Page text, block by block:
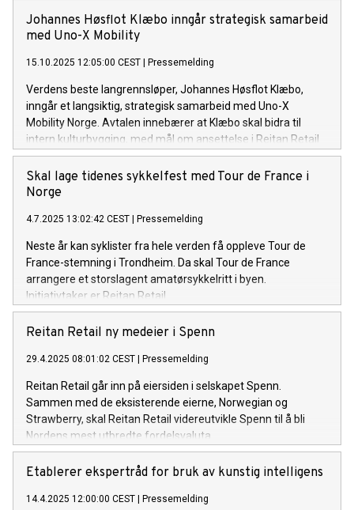
Johannes Høsflot Klæbo inngår strategisk samarbeid
med Uno-X Mobility
15.10.2025 12:05:00 CEST Pressemelding
Verdens beste langrennsløper, Johannes Høsflot Klæbo,
inngår et langsiktig, strategisk samarbeid med Uno-X
Mobility Norge. Avtalen innebærer at Klæbo skal bidra til
intern kulturbygging, med mål om ansettelse i Reitan Retail
etter endt idrettskarriere.
Skal lage tidenes sykkelfest med Tour de France i
Norge
4.7.2025 13:02:42 CEST Pressemelding
Neste år kan syklister fra hele verden få oppleve Tour de
France-stemning i Trondheim. Da skal Tour de France
arrangere et storslagent amatørsykkelritt i byen.
Initiativtaker er Reitan Retail.
Reitan Retail ny medeier i Spenn
29.4.2025 08:01:02 CEST Pressemelding
Reitan Retail går inn på eiersiden i selskapet Spenn.
Sammen med de eksisterende eierne, Norwegian og
Strawberry, skal Reitan Retail videreutvikle Spenn til å bli
Nordens mest utbredte fordelsvaluta.
Etablerer ekspertråd for bruk av kunstig intelligens
14.4.2025 12:00:00 CEST Pressemelding